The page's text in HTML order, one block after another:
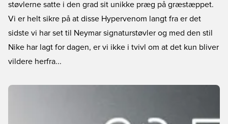
støvlerne satte i den grad sit unikke præg på græstæppet.
Vi er helt sikre på at disse Hypervenom langt fra er det
sidste vi har set til Neymar signaturstøvler og med den stil
Nike har lagt for dagen, er vi ikke i tvivl om at det kun bliver
vildere herfra...